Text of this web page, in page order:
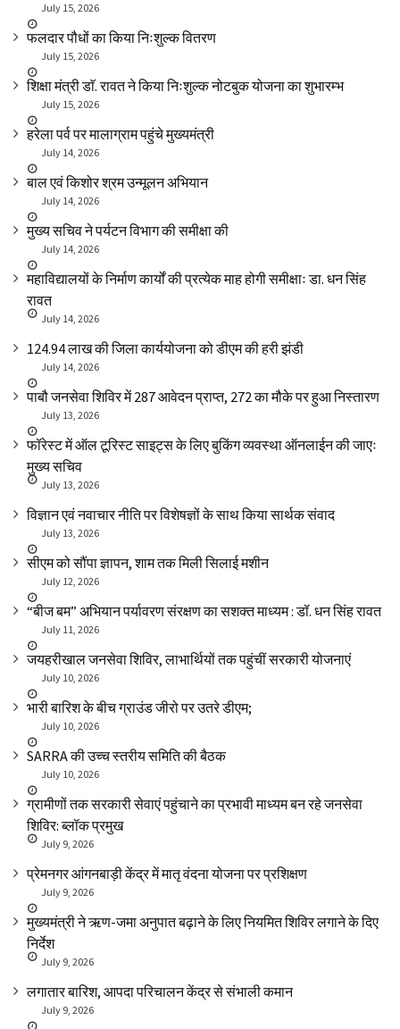
July 15, 2026
फलदार पौधों का किया निःशुल्क वितरण
July 15, 2026
शिक्षा मंत्री डाॅ. रावत ने किया निःशुल्क नोटबुक योजना का शुभारम्भ
July 15, 2026
हरेला पर्व पर मालाग्राम पहुंचे मुख्यमंत्री
July 14, 2026
बाल एवं किशोर श्रम उन्मूलन अभियान
July 14, 2026
मुख्य सचिव ने पर्यटन विभाग की समीक्षा की
July 14, 2026
महाविद्यालयों के निर्माण कार्यों की प्रत्येक माह होगी समीक्षाः डा. धन सिंह
रावत
July 14, 2026
₹124.94 लाख की जिला कार्ययोजना को डीएम की हरी झंडी
July 14, 2026
पाबौ जनसेवा शिविर में 287 आवेदन प्राप्त, 272 का मौके पर हुआ निस्तारण
July 13, 2026
फॉरेस्ट में ऑल टूरिस्ट साइट्स के लिए बुकिंग व्यवस्था ऑनलाईन की जाएः
मुख्य सचिव
July 13, 2026
विज्ञान एवं नवाचार नीति पर विशेषज्ञों के साथ किया सार्थक संवाद
July 13, 2026
सीएम को सौंपा ज्ञापन, शाम तक मिली सिलाई मशीन
July 12, 2026
“बीज बम” अभियान पर्यावरण संरक्षण का सशक्त माध्यम : डॉ. धन सिंह रावत
July 11, 2026
जयहरीखाल जनसेवा शिविर, लाभार्थियों तक पहुंचीं सरकारी योजनाएं
July 10, 2026
भारी बारिश के बीच ग्राउंड जीरो पर उतरे डीएम;
July 10, 2026
SARRA की उच्च स्तरीय समिति की बैठक
July 10, 2026
ग्रामीणों तक सरकारी सेवाएं पहुंचाने का प्रभावी माध्यम बन रहे जनसेवा
शिविर: ब्लॉक प्रमुख
July 9, 2026
प्रेमनगर आंगनबाड़ी केंद्र में मातृ वंदना योजना पर प्रशिक्षण
July 9, 2026
मुख्यमंत्री ने ऋण-जमा अनुपात बढ़ाने के लिए नियमित शिविर लगाने के दिए
निर्देश
July 9, 2026
लगातार बारिश, आपदा परिचालन केंद्र से संभाली कमान
July 9, 2026